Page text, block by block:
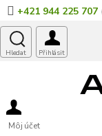
Prejsť
na
obsah
+421 944 225 707
Môj účet